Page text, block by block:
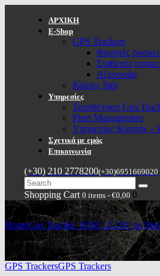
ΑΡΧΙΚΗ
E-Shop
GPS Trackers
Φορητές
Σταθερές
Αξεσουάρ
Κάρτες Sim
Υπηρεσίες
Τοποθέτηση Gps
Fleet Management
Υπηρεσίες Κινητής –
Σχετικά με εμάς
Επικοινωνία
(+30) 210 2778200(+30)6951669020
Shopping Cart 0 items - €0,00 0
HomeGps Tracker 105B 12-24V με
gps-tracker-105b
GPS TrackersGPS Trackers